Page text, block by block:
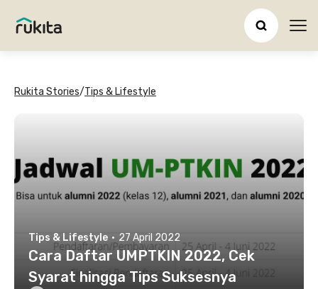
Rukita Stories/Tips & Lifestyle
Tips & Lifestyle · 27 April 2022
Cara Daftar UMPTKIN 2022, Cek
Syarat hingga Tips Suksesnya